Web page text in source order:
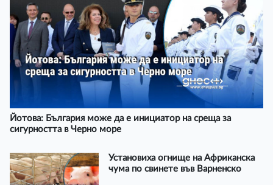
Йотова: България може да е инициатор на среща за
сигурността в Черно море
Установиха огнище на Африканска
чума по свинете във Варненско